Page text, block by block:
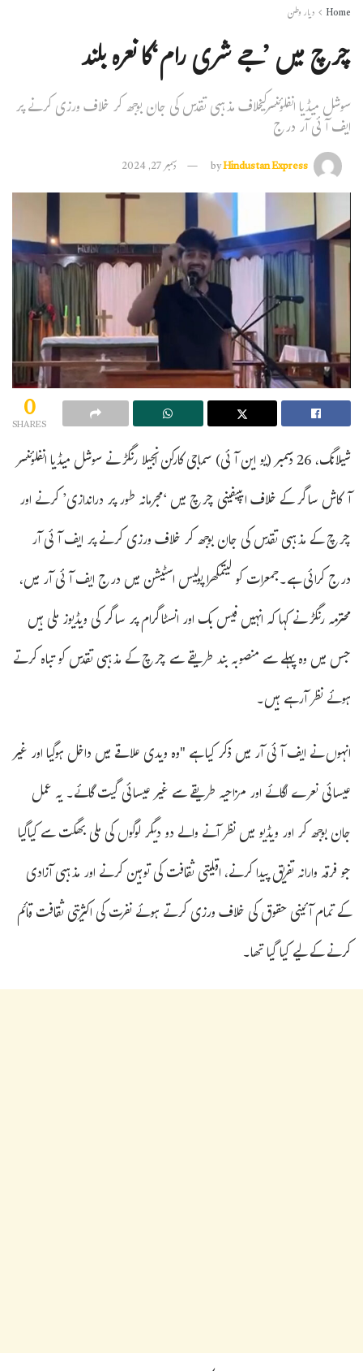
Home دیار وطن
چرچ میں ’جے شری رام‘کا نعرہ بلند
سوشل میڈیا انفلوئنسرکیخلاف مذہبی تقدس کی جان بوجھ کر خلاف ورزی کرنے پر
ایف آئی آر درج
byHindustan Express دسمبر 27, 2024
0
SHARES
شیلانگ، 26 دسمبر (یو این آئی) سماجی کارکن انجیلا رنگڑ نے سوشل میڈیا انفلوئنسر
آکاش ساگر کے خلاف ایپیفینی چرچ میں ‘مجرمانہ طور پر دراندازی’ کرنے اور
چرچ کے مذہبی تقدس کی جان بوجھ کر خلاف ورزی کرنے پر ایف آئی آر
درج کرائی ہے۔جمعرات کو لیتمکھرا پولیس اسٹیشن میں درج ایف آئی آر میں،
محترمہ رنگڑ نے کہا کہ انہیں فیس بک اور انسٹاگرام پر ساگر کی ویڈیوز ملی ہیں
جس میں وہ پہلے سے منصوبہ بند طریقے سے چرچ کے مذہبی تقدس کو تباہ کرتے
ہوئے نظر آرہے ہیں۔
انہوں نے ایف آئی آر میں ذکر کیا ہے "وہ ویدی علاقے میں داخل ہوگیا اور غیر
عیسائی نعرے لگائے اور مزاحیہ طریقے سے غیر عیسائی گیت گائے۔ یہ عمل
جان بوجھ کر اور ویڈیو میں نظر آنے والے دو دیگر لوگوں کی ملی بھگت سے کیاگیا
جو فرقہ وارانہ تفریق پیدا کرنے، اقلیتی ثقافت کی توہین کرنے اور مذہبی آزادی
کے تمام آئینی حقوق کی خلاف ورزی کرتے ہوئے نفرت کی اکثریتی ثقافت قائم
کرنے کے لیے کیا گیا تھا۔